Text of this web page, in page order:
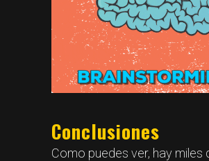
Conclusiones
Como puedes ver, hay miles